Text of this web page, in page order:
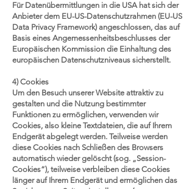
Für Datenübermittlungen in die USA hat sich der
Anbieter dem EU-US-Datenschutzrahmen (EU-US
Data Privacy Framework) angeschlossen, das auf
Basis eines Angemessenheitsbeschlusses der
Europäischen Kommission die Einhaltung des
europäischen Datenschutzniveaus sicherstellt.
4) Cookies
Um den Besuch unserer Website attraktiv zu
gestalten und die Nutzung bestimmter
Funktionen zu ermöglichen, verwenden wir
Cookies, also kleine Textdateien, die auf Ihrem
Endgerät abgelegt werden. Teilweise werden
diese Cookies nach Schließen des Browsers
automatisch wieder gelöscht (sog. „Session-
Cookies“), teilweise verbleiben diese Cookies
länger auf Ihrem Endgerät und ermöglichen das